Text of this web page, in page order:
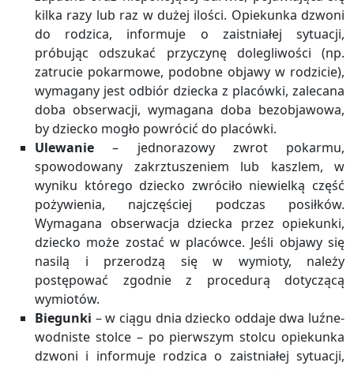
kilka razy lub raz w dużej ilości. Opiekunka dzwoni
do rodzica, informuje o zaistniałej sytuacji,
próbując odszukać przyczynę dolegliwości (np.
zatrucie pokarmowe, podobne objawy w rodzicie),
wymagany jest odbiór dziecka z placówki, zalecana
doba obserwacji, wymagana doba bezobjawowa,
by dziecko mogło powrócić do placówki.
Ulewanie – jednorazowy zwrot pokarmu,
spowodowany zakrztuszeniem lub kaszlem, w
wyniku którego dziecko zwróciło niewielką część
pożywienia, najczęściej podczas posiłków.
Wymagana obserwacja dziecka przez opiekunki,
dziecko może zostać w placówce. Jeśli objawy się
nasilą i przerodzą się w wymioty, należy
postępować zgodnie z procedurą dotyczącą
wymiotów.
Biegunki – w ciągu dnia dziecko oddaje dwa luźne-
wodniste stolce – po pierwszym stolcu opiekunka
dzwoni i informuje rodzica o zaistniałej sytuacji,